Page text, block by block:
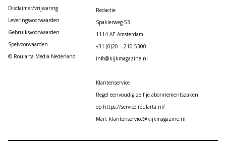
Disclaimer/vrijwaring
Leveringsvoorwaarden
Gebruiksvoorwaarden
Spelvoorwaarden
© Roularta Media Nederland
Redactie
Spaklerweg 53
1114 AE Amsterdam
+31 (0)20 – 210 5300
info@kijkmagazine.nl
Klantenservice
Regel eenvoudig zelf je abonnementszaken
op https://service.roularta.nl/
Mail: klantenservice@kijkmagazine.nl